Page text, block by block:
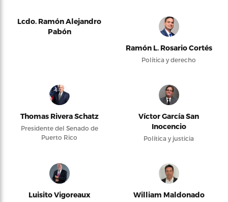
Lcdo. Ramón Alejandro
Pabón
Ramón L. Rosario Cortés
Política y derecho
Thomas Rivera Schatz
Presidente del Senado de
Puerto Rico
Víctor García San
Inocencio
Política y justicia
Luisito Vigoreaux William Maldonado